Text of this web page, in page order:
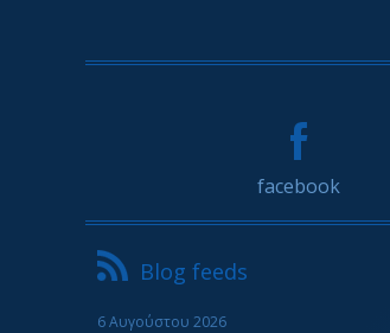
facebook
Blog feeds
6 Αυγούστου 2026